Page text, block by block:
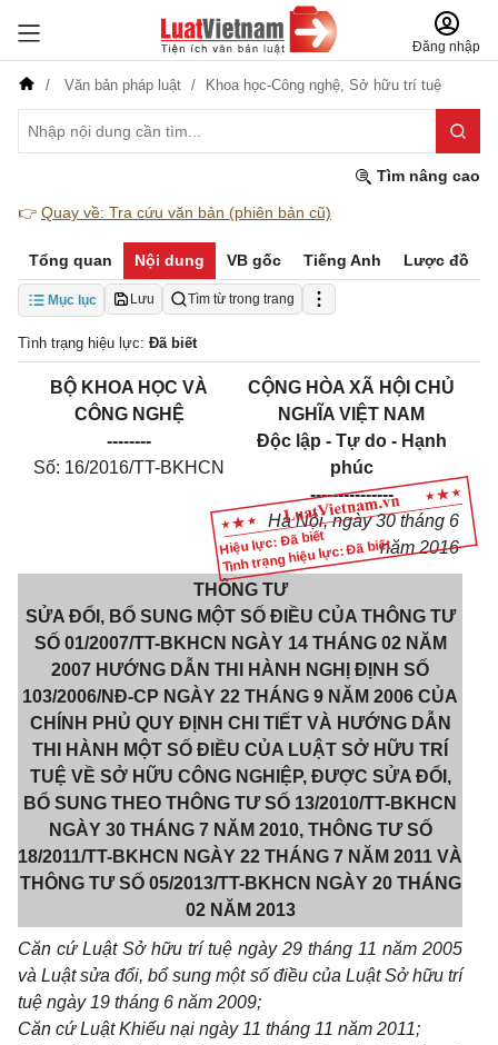
Đăng nhập
Văn bản pháp luật Khoa học-Công nghệ, Sở hữu trí tuệ
Tìm nâng cao
👉 Quay về: Tra cứu văn bản (phiên bản cũ)
Tổng quan Nội dung VB gốc Tiếng Anh Lược đồ
Mục lục Lưu Tìm từ trong trang
Tình trạng hiệu lực: Đã biết
Hiệu lực: Đã biết
Tình trạng hiệu lực: Đã biết
BỘ KHOA HỌC VÀ
CÔNG NGHỆ
--------
Số: 16/2016/TT-BKHCN
CỘNG HÒA XÃ HỘI CHỦ
NGHĨA VIỆT NAM
Độc lập - Tự do - Hạnh
phúc
---------------
Hà Nội, ngày 30 tháng 6
năm 2016
THÔNG TƯ
SỬA ĐỔI, BỔ SUNG MỘT SỐ ĐIỀU CỦA THÔNG TƯ
SỐ 01/2007/TT-BKHCN NGÀY 14 THÁNG 02 NĂM
2007 HƯỚNG DẪN THI HÀNH NGHỊ ĐỊNH SỐ
103/2006/NĐ-CP NGÀY 22 THÁNG 9 NĂM 2006 CỦA
CHÍNH PHỦ QUY ĐỊNH CHI TIẾT VÀ HƯỚNG DẪN
THI HÀNH MỘT SỐ ĐIỀU CỦA LUẬT SỞ HỮU TRÍ
TUỆ VỀ SỞ HỮU CÔNG NGHIỆP, ĐƯỢC SỬA ĐỔI,
BỔ SUNG THEO THÔNG TƯ SỐ 13/2010/TT-BKHCN
NGÀY 30 THÁNG 7 NĂM 2010, THÔNG TƯ SỐ
18/2011/TT-BKHCN NGÀY 22 THÁNG 7 NĂM 2011 VÀ
THÔNG TƯ SỐ 05/2013/TT-BKHCN NGÀY 20 THÁNG
02 NĂM 2013
Căn cứ Luật Sở hữu trí tuệ ngày 29 tháng 11 năm 2005
và Luật sửa đổi, bổ sung một số điều của Luật Sở hữu trí
tuệ ngày 19 tháng 6 năm 2009;
Căn cứ Luật Khiếu nại ngày 11 tháng 11 năm 2011;